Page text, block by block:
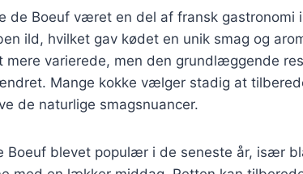
de Boeuf været en del af fransk gastronomi
ild, hvilket gav kødet en unik smag og
mere varierede, men den grundlæggende
Mange kokke vælger stadig at
de naturlige smagsnuancer.
Boeuf blevet populær i de seneste år, især